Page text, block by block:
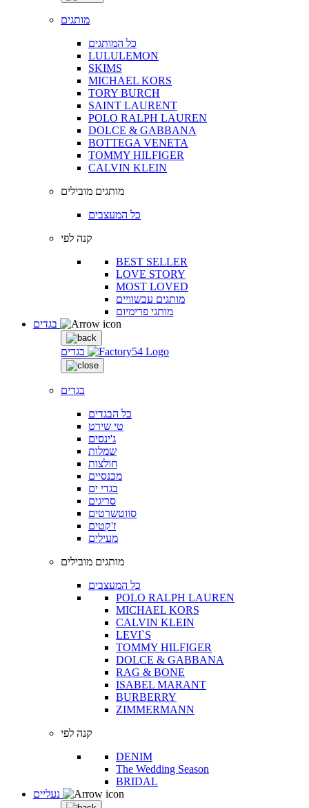
מותגים
כל המותגים
LULULEMON
SKIMS
MICHAEL KORS
TORY BURCH
SAINT LAURENT
POLO RALPH LAUREN
DOLCE & GABBANA
BOTTEGA VENETA
TOMMY HILFIGER
CALVIN KLEIN
מותגים מובילים
כל המעצבים
קנה לפי
BEST SELLER
LOVE STORY
MOST LOVED
מותגים עכשוויים
מותגי פרימיום
בגדים
בגדים
כל הבגדים
טי שירט
ג'ינסים
שמלות
חולצות
מכנסיים
בגדי ים
סריגים
סווטשרטים
ז'קטים
מעילים
מותגים מובילים
כל המעצבים
POLO RALPH LAUREN
MICHAEL KORS
CALVIN KLEIN
LEVI`S
TOMMY HILFIGER
DOLCE & GABBANA
RAG & BONE
ISABEL MARANT
BURBERRY
ZIMMERMANN
קנה לפי
DENIM
The Wedding Season
BRIDAL